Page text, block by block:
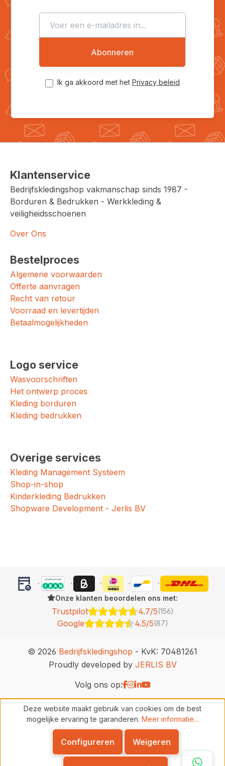
Abonneren
Ik ga akkoord met het Privacy beleid
Klantenservice
Bedrijfskledingshop vakmanschap sinds 1987 -
Borduren & Bedrukken - Werkkleding &
veiligheidsschoenen
Over Ons
Bestelproces
Algemene voorwaarden
Offerte aanvragen
Recht van retour
Voorraad en levertijden
Betaalmogelijkheden
Logo service
Wasvoorschriften
Het ontwerp proces
Kleding borduren
Kleding bedrukken
Overige services
Kleding Management Systeem
Shop-in-shop
Kinderkleding Bedrukken
Shopware Development - Jerlis BV
Onze klanten beoordelen ons met:
Trustpilot 4.7/5(156)
Google 4.5/5(87)
© 2026 Bedrijfskledingshop - KvK: 70481261
Proudly developed by JERLIS BV
Volg ons op:
Deze website maakt gebruik van cookies om de best
mogelijke ervaring te garanderen. Meer informatie...
Weigeren
Configureren